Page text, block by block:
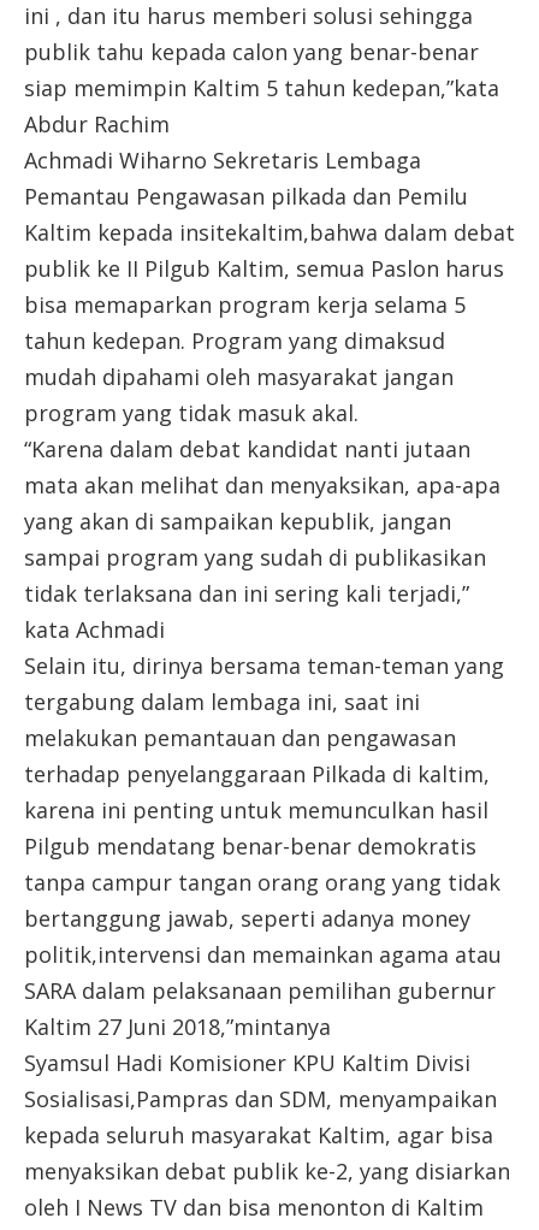
ini , dan itu harus memberi solusi sehingga
publik tahu kepada calon yang benar-benar
siap memimpin Kaltim 5 tahun kedepan,”kata
Abdur Rachim
Achmadi Wiharno Sekretaris Lembaga
Pemantau Pengawasan pilkada dan Pemilu
Kaltim kepada insitekaltim,bahwa dalam debat
publik ke II Pilgub Kaltim, semua Paslon harus
bisa memaparkan program kerja selama 5
tahun kedepan. Program yang dimaksud
mudah dipahami oleh masyarakat jangan
program yang tidak masuk akal.
“Karena dalam debat kandidat nanti jutaan
mata akan melihat dan menyaksikan, apa-apa
yang akan di sampaikan kepublik, jangan
sampai program yang sudah di publikasikan
tidak terlaksana dan ini sering kali terjadi,”
kata Achmadi
Selain itu, dirinya bersama teman-teman yang
tergabung dalam lembaga ini, saat ini
melakukan pemantauan dan pengawasan
terhadap penyelanggaraan Pilkada di kaltim,
karena ini penting untuk memunculkan hasil
Pilgub mendatang benar-benar demokratis
tanpa campur tangan orang orang yang tidak
bertanggung jawab, seperti adanya money
politik,intervensi dan memainkan agama atau
SARA dalam pelaksanaan pemilihan gubernur
Kaltim 27 Juni 2018,”mintanya
Syamsul Hadi Komisioner KPU Kaltim Divisi
Sosialisasi,Pampras dan SDM, menyampaikan
kepada seluruh masyarakat Kaltim, agar bisa
menyaksikan debat publik ke-2, yang disiarkan
oleh I News TV dan bisa menonton di Kaltim